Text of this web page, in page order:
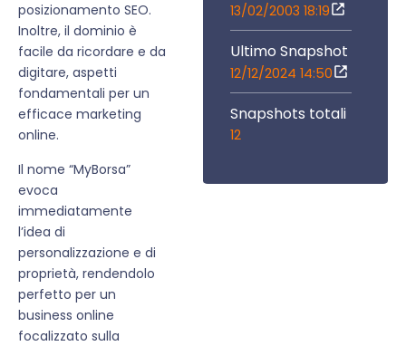
posizionamento SEO.
Inoltre, il dominio è
facile da ricordare e da
digitare, aspetti
fondamentali per un
efficace marketing
online.
Il nome “MyBorsa”
evoca
immediatamente
l’idea di
personalizzazione e di
proprietà, rendendolo
perfetto per un
business online
focalizzato sulla
13/02/2003 18:19
Ultimo Snapshot
12/12/2024 14:50
Snapshots totali
12